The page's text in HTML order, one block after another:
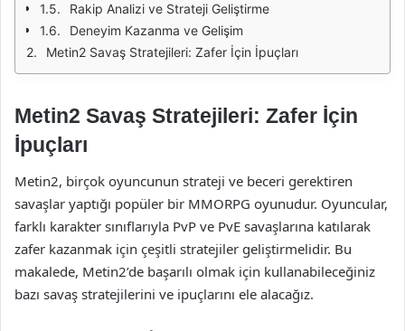
Rakip Analizi ve Strateji Geliştirme
Deneyim Kazanma ve Gelişim
Metin2 Savaş Stratejileri: Zafer İçin İpuçları
Metin2 Savaş Stratejileri: Zafer İçin
İpuçları
Metin2, birçok oyuncunun strateji ve beceri gerektiren
savaşlar yaptığı popüler bir MMORPG oyunudur. Oyuncular,
farklı karakter sınıflarıyla PvP ve PvE savaşlarına katılarak
zafer kazanmak için çeşitli stratejiler geliştirmelidir. Bu
makalede, Metin2’de başarılı olmak için kullanabileceğiniz
bazı savaş stratejilerini ve ipuçlarını ele alacağız.